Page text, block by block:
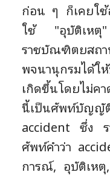
ก่อน ๆ ก็เคยใ
ใช้ "อุบัติเห
ราชบัณฑิตย
พจนานุกรมได้ใ
เกิดขึ้นโดยไม่ค
นี้เป็นศัพท์บัญญัติ
accident ซึ่ง
ศัพท์คำว่า
การณ์, อุบัติเห